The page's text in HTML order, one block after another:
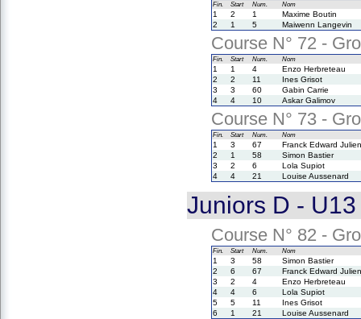
Fin. Start Num. Nom
1 2 1
Maxime Boutin
2
1 5 Maiwenn Langevin
Course N° 72 -
Fin. Start Num. Nom
1 1 4
Enzo Herbreteau
2
2 11
Ines Grisot
3
3 60
Gabin Carrie
4
4 10 Askar Galimov
Course N° 73 -
Fin. Start Num. Nom
1 3 67
Franck Edward
2
1 58
Simon Bastier
3
2 6
Lola Supiot
4
4 21 Louise Aussenard
Juniors D -
Course N° 82 -
Fin. Start Num. Nom
1 3 58
Simon Bastier
2
6 67
Franck Edward
3
2 4
Enzo Herbreteau
4
4 6
Lola Supiot
5
5 11
Ines Grisot
6
1 21 Louise Aussenard